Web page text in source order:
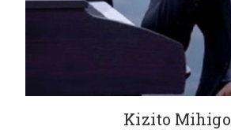
Kizito Mihigo